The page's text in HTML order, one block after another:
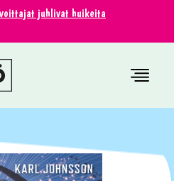
juhlivat huikeita